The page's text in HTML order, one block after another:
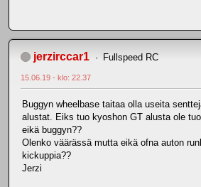
jerzirccar1 Fullspeed RC
15.06.19 - klo: 22.37
Buggyn wheelbase taitaa olla useita
alustat. Eiks tuo kyoshon GT alusta ole
eikä buggyn??
Olenko väärässä mutta eikä ofna auton
kickuppia??
Jerzi